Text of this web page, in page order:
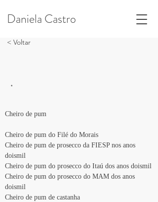
Daniela Castro
< Voltar
.
Cheiro de pum
Cheiro de pum do Filé do Morais
Cheiro de pum de prosecco da FIESP nos anos
doismil
Cheiro de pum do prosecco do Itaú dos anos doismil
Cheiro de pum do prosecco do MAM dos anos
doismil
Cheiro de pum de castanha